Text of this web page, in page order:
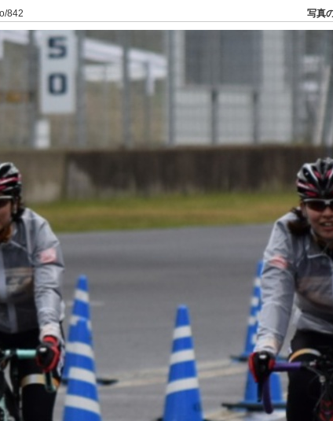
842 写真